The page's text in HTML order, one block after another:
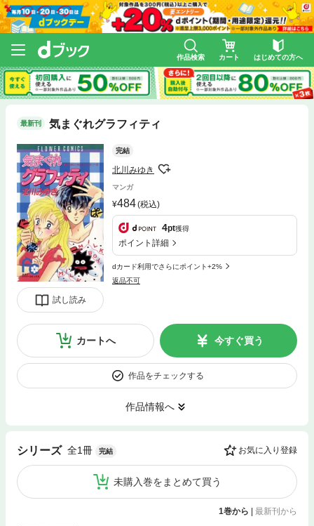
作品検索 カート はじめての方へ
最新刊 気まぐれグラフィティ
試し読み
完結
北川みゆき
マンガ
484(税込)
4pt獲得
ポイント詳細
dカード利用でさらにポイント+2%
返品不可
カートへ 今すぐ買う
作品をチェックする
作品情報へ
シリーズ 全1冊 完結 お気に入り登録
未購入巻をまとめて買う
1巻から 最新刊から